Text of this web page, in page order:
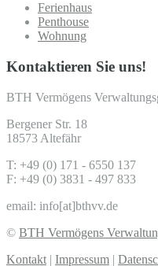
Ferienhaus
Penthouse
Wohnung
Kontaktieren Sie uns!
BTH Vermögens
Bergener Str. 18
18573 Altefähr
T: +49 (0) 171 - 6550 137
F: +49 (0) 3831 - 497 833
email: info[at]bthvv.de
© BTH Vermögens
Kontakt | Impressum |